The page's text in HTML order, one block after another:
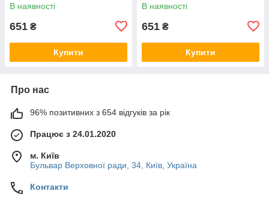
В наявності
651 ₴
Купити
В наявності
651 ₴
Купити
Про нас
96% позитивних з 654 відгуків за рік
Працює з 24.01.2020
м. Київ
Бульвар Верховної ради, 34, Київ, Україна
Контакти